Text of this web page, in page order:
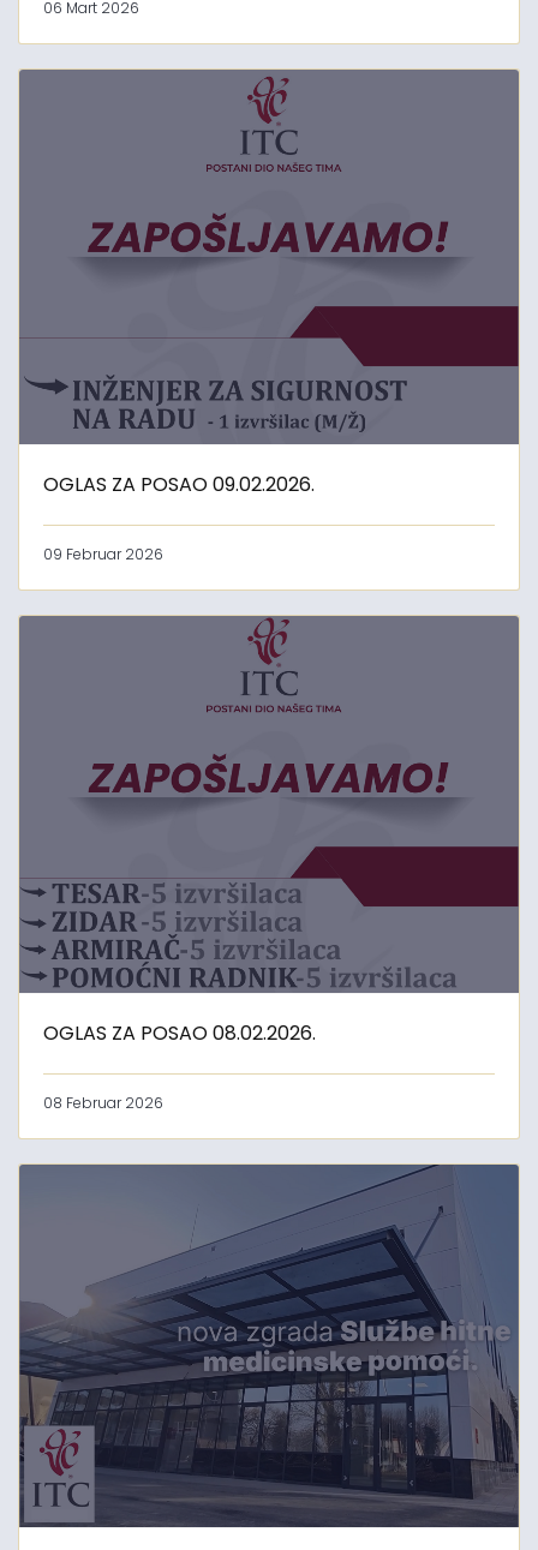
06 Mart 2026
OGLAS ZA POSAO 09.02.2026.
09 Februar 2026
OGLAS ZA POSAO 08.02.2026.
08 Februar 2026